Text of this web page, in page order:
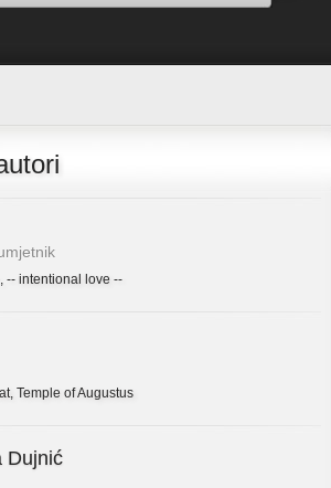
, -- intentional love --
, Temple of Augustus
Dujnić